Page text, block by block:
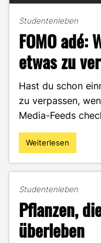
Studentenleben
FOMO adé:
etwas zu
Hast du schon
zu verpassen,
Media-Feeds
"FOMO
adé:
deine
Angst,
etwas
zu
Weiterlesen
Studentenleben
Pflanzen,
überleben